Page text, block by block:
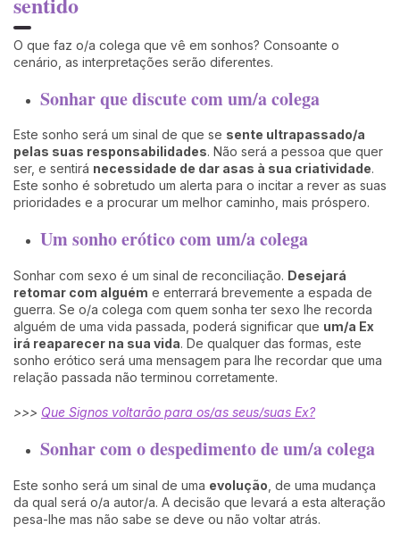
O que faz o/a colega que vê em sonhos? Consoante o
cenário, as interpretações serão diferentes.
Sonhar que discute com um/a colega
Este sonho será um sinal de que se sente ultrapassado/a
pelas suas responsabilidades. Não será a pessoa que quer
ser, e sentirá necessidade de dar asas à sua criatividade.
Este sonho é sobretudo um alerta para o incitar a rever as suas
prioridades e a procurar um melhor caminho, mais próspero.
Um sonho erótico com um/a colega
Sonhar com sexo é um sinal de reconciliação. Desejará
retomar com alguém e enterrará brevemente a espada de
guerra. Se o/a colega com quem sonha ter sexo lhe recorda
alguém de uma vida passada, poderá significar que um/a Ex
irá reaparecer na sua vida. De qualquer das formas, este
sonho erótico será uma mensagem para lhe recordar que uma
relação passada não terminou corretamente.
>>> Que Signos voltarão para os/as seus/suas Ex?
Sonhar com o despedimento de um/a colega
Este sonho será um sinal de uma evolução , de uma mudança
da qual será o/a autor/a. A decisão que levará a esta alteração
pesa-lhe mas não sabe se deve ou não voltar atrás.